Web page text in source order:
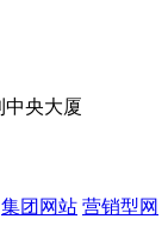
中央大厦
集团网站 营销型网